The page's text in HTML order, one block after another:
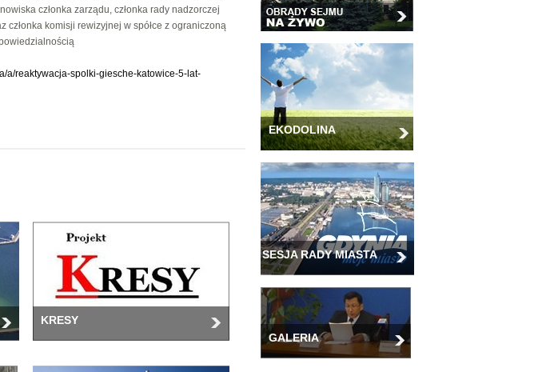
członka zarządu, członka rady nadzorczej
członka komisji rewizyjnej w spółce z ograniczoną
a/reaktywacja-spolki-giesche-katowice-5-lat-
KRESY
EKODOLINA
SESJA RADY MIASTA
GALERIA